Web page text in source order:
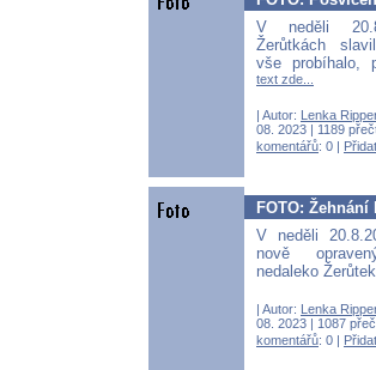
V neděli
Žerůtkách
vše probíhalo,
text zde...
| Autor:
Lenka
08. 2023 | 1189
komentářů: 0 |
FOTO:
V neděli
nově
nedaleko
| Autor: Lenka
08. 2023 | 1087
komentářů: 0 |